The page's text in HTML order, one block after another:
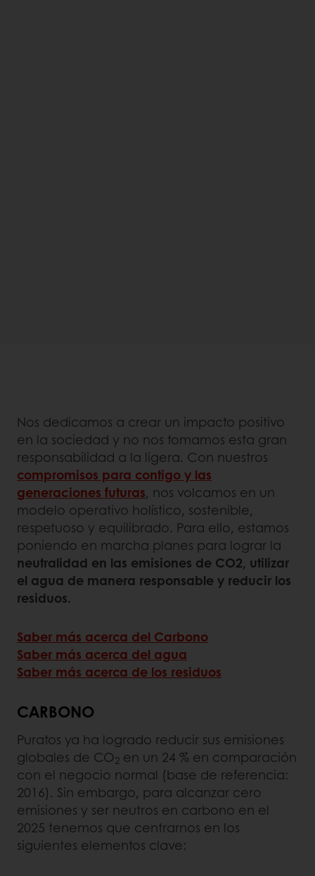
Nos dedicamos a crear un impacto positivo
en la sociedad y no nos tomamos esta gran
responsabilidad a la ligera. Con nuestros
compromisos para contigo y las
generaciones futuras, nos volcamos en un
modelo operativo holístico, sostenible,
respetuoso y equilibrado. Para ello, estamos
poniendo en marcha planes para lograr la
neutralidad en las emisiones de CO2, utilizar
el agua de manera responsable y reducir los
residuos.
Saber más acerca del Carbono
Saber más acerca del agua
Saber más acerca de los residuos
CARBONO
Puratos ya ha logrado reducir sus emisiones
globales de CO2 en un 24 % en comparación
con el negocio normal (base de referencia:
2016). Sin embargo, para alcanzar cero
emisiones y ser neutros en carbono en el
2025 tenemos que centrarnos en los
siguientes elementos clave: